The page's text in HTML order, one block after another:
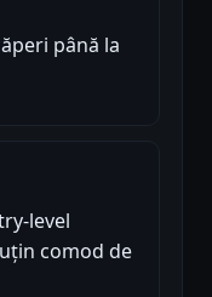
până la
level
comod de